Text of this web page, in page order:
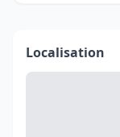
Localisation